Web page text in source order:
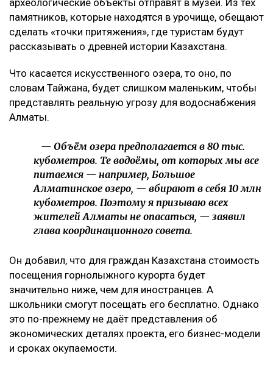
археологические объекты отправят в музеи. Из тех
памятников, которые находятся в урочище, обещают
сделать «точки притяжения», где туристам будут
рассказывать о древней истории Казахстана.
Что касается искусственного озера, то оно, по
словам Тайжана, будет слишком маленьким, чтобы
представлять реальную угрозу для водоснабжения
Алматы.
— Объём озера предполагается в 80 тыс.
кубометров. Те водоёмы, от которых мы все
питаемся — например, Большое
Алматинское озеро, — вбирают в себя 10 млн
кубометров. Поэтому я призываю всех
жителей Алматы не опасаться, — заявил
глава координационного совета.
Он добавил, что для граждан Казахстана стоимость
посещения горнолыжного курорта будет
значительно ниже, чем для иностранцев. А
школьники смогут посещать его бесплатно. Однако
это по-прежнему не даёт представления об
экономических деталях проекта, его бизнес-модели
и сроках окупаемости.